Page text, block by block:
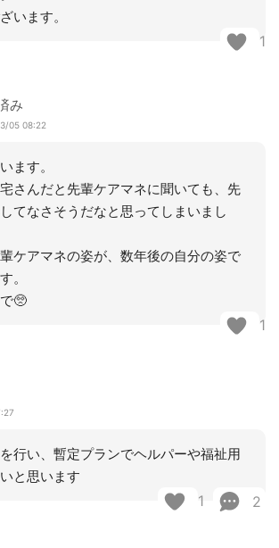
います。
1
み
05 08:22
ます。
さんだと先輩ケアマネに聞いても、先
てなさそうだなと思ってしまいまし
ケアマネの姿が、数年後の自分の姿で
。
🥺
1
行い、暫定プランでヘルパーや福祉用
と思います
1 2